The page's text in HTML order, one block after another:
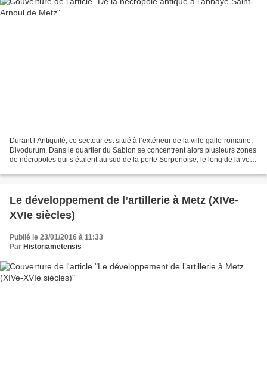
Durant l’Antiquité, ce secteur est situé à l’extérieur de la ville gallo-romaine,
Divodurum. Dans le quartier du Sablon se concentrent alors plusieurs zones
de nécropoles qui s’étalent au sud de la porte Serpenoise, le long de la voie
Le développement de l’artillerie à Metz (XIVe-
XVIe siècles)
Publié le 23/01/2016 à 11:33
Par Historiametensis